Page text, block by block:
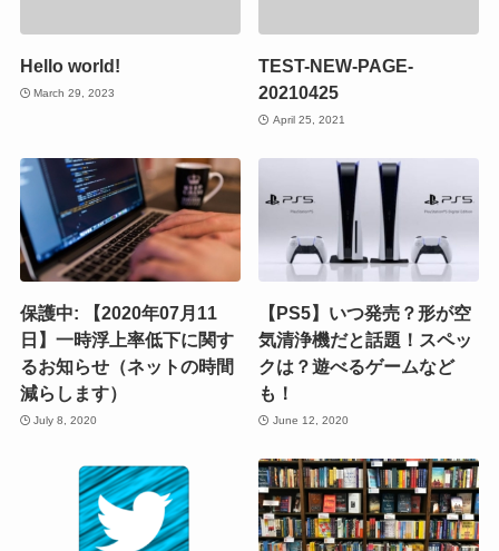
Hello world!
March 29, 2023
TEST-NEW-PAGE-
20210425
April 25, 2021
保護中: 【2020年07月11
日】一時浮上率低下に関す
るお知らせ（ネットの時間
減らします）
July 8, 2020
【PS5】いつ発売？形が空
気清浄機だと話題！スペッ
クは？遊べるゲームなど
も！
June 12, 2020